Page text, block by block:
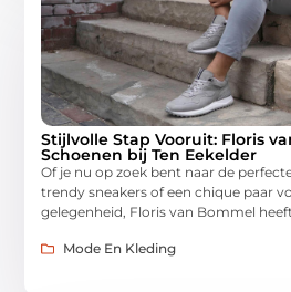
Stijlvolle Stap Vooruit: Floris
Schoenen bij Ten Eekelder
Of je nu op zoek bent naar de
trendy sneakers of een chique paar
gelegenheid, Floris van Bommel
Mode En Kleding